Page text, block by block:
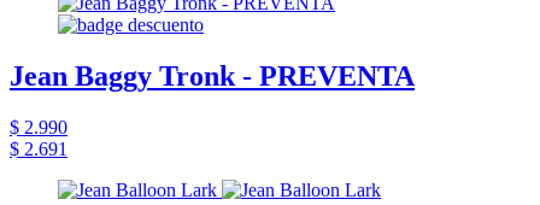
Jean Baggy Tronk - PREVENTA
$ 2.990
$ 2.691